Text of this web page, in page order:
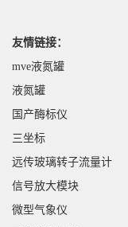
友情链接：
mve液氮罐
液氮罐
国产酶标仪
三坐标
远传玻璃转子流量计
信号放大模块
微型气象仪